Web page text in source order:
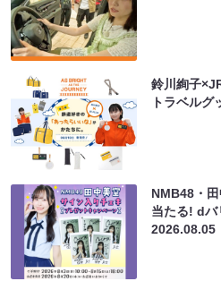
鈴川絢子
トラベル
NMB48・
当たる! dバ
2026.08.05